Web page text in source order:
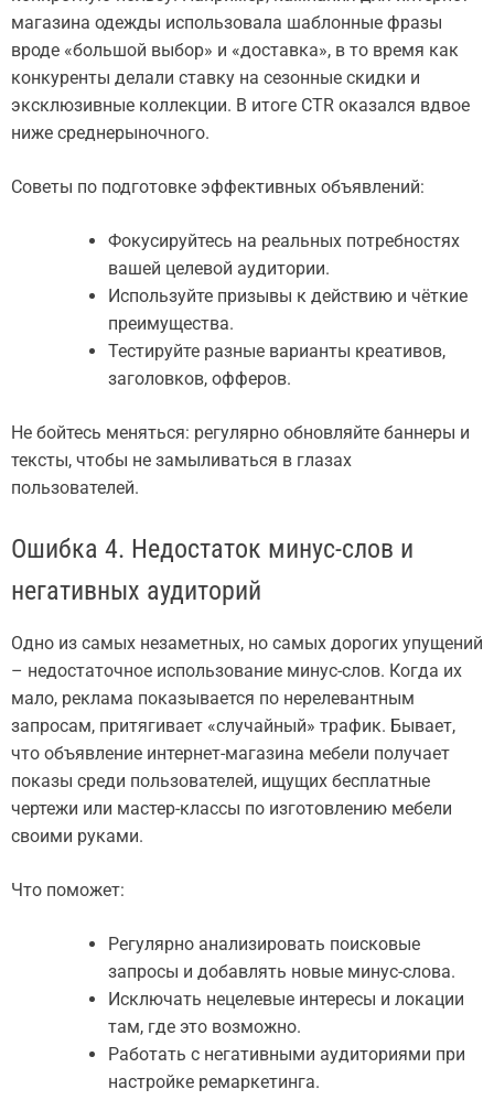
магазина одежды использовала шаблонные фразы
вроде «большой выбор» и «доставка», в то время как
конкуренты делали ставку на сезонные скидки и
эксклюзивные коллекции. В итоге CTR оказался вдвое
ниже среднерыночного.
Советы по подготовке эффективных объявлений:
Фокусируйтесь на реальных потребностях
вашей целевой аудитории.
Используйте призывы к действию и чёткие
преимущества.
Тестируйте разные варианты креативов,
заголовков, офферов.
Не бойтесь меняться: регулярно обновляйте баннеры и
тексты, чтобы не замыливаться в глазах
пользователей.
Ошибка 4. Недостаток минус-слов и
негативных аудиторий
Одно из самых незаметных, но самых дорогих упущений
– недостаточное использование минус-слов. Когда их
мало, реклама показывается по нерелевантным
запросам, притягивает «случайный» трафик. Бывает,
что объявление интернет-магазина мебели получает
показы среди пользователей, ищущих бесплатные
чертежи или мастер-классы по изготовлению мебели
своими руками.
Что поможет:
Регулярно анализировать поисковые
запросы и добавлять новые минус-слова.
Исключать нецелевые интересы и локации
там, где это возможно.
Работать с негативными аудиториями при
настройке ремаркетинга.